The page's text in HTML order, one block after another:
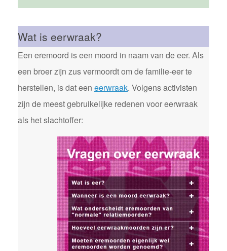
Wat is eerwraak?
Een eremoord is een moord in naam van de eer. Als
een broer zijn zus vermoordt om de familie-eer te
herstellen, is dat een eerwraak. Volgens activisten
zijn de meest gebruikelijke redenen voor eerwraak
als het slachtoffer: